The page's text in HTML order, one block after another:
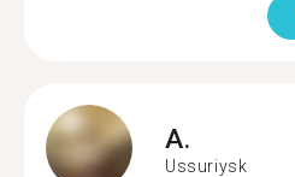
A.
Ussuriysk